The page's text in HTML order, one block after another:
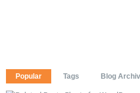
Popular Tags Blog